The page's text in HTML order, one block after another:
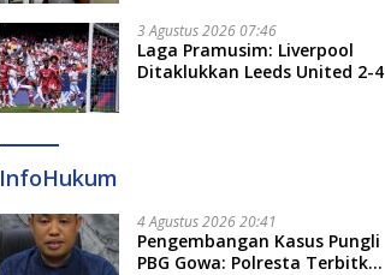
3 Agustus 2026 07:46
Laga Pramusim: Liverpool
Ditaklukkan Leeds United 2-4
InfoHukum
4 Agustus 2026 20:41
Pengembangan Kasus Pungli
PBG Gowa: Polresta Terbitkan